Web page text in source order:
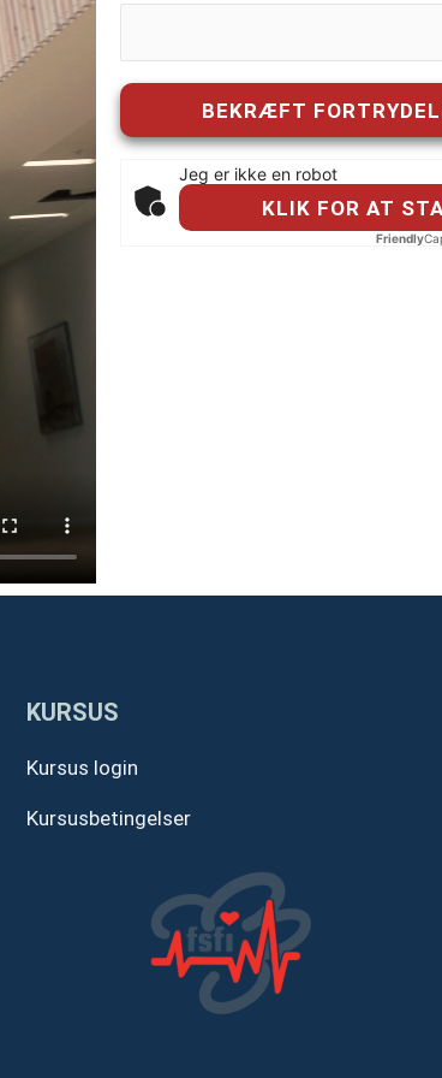
Jeg er ikke en robot
KLIK FOR AT
Friendly
KURSUS
Kursus login
Kursusbetingelser